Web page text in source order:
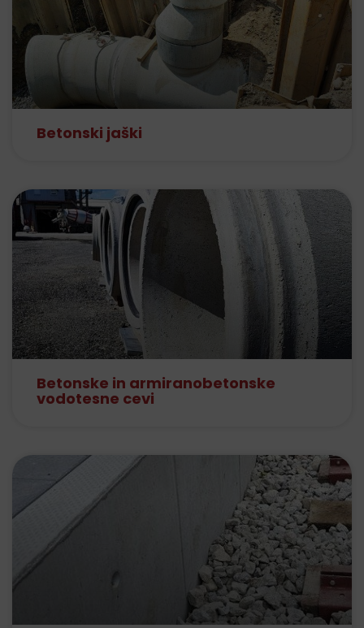
Betonski jaški
Betonske in armiranobetonske
vodotesne cevi